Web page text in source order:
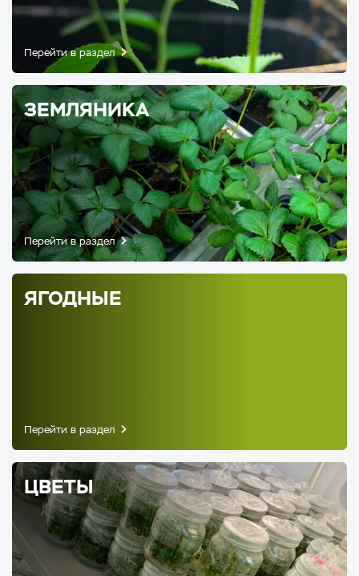
Перейти в раздел
ЗЕМЛЯНИКА
Перейти в раздел
ЯГОДНЫЕ
Перейти в раздел
ЦВЕТЫ